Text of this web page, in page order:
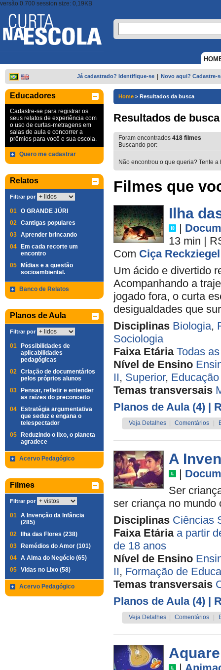
versão 0.700 session size: 0,19KB
Já cadastrado? Identifique-se Novo aqui? Cadastre-
Educadores
Cadastre-se para registrar os
seus relatos de experiência com
o uso de curtas-metragens em
salas de aula e concorrer a
prêmios para você e sua escola.
Quero me cadastrar
Relatos
Filtrar por
01 O GRANDE JÚRI
02 Cantigas populares
03 Aprender brincando
04
Em cada recorte um
encontro
05
Mídias e a questão
socioambiental.
Banco de Relatos
Planos de Aula
Filtrar por
01
Possibilidades de
aplicabilidades
pedagógicas
02 Criação de documentários
pelos próprios alunos
03
Pensar, refletir e entender
as raízes do preconceito
04
Estratégia argumentativa
que seduz e engana o
telespectador
05
Reduzindo o lixo, o planeta
agradece
Acervo Pedagógico
Filmes
Filtrar por
01 A Invenção da Infância
(285)
02
Ilha das Flores (238)
03
Remédios do Amor (101)
04 A Alma do Negócio (65)
05 Vidas no Lixo (58)
Acervo Pedagógico
Home > Resultados da busca
Resultados de busca
Foram encontrados 418 filmes
Buscando por:
Não encontrou o que queria? Tente
Filmes que
Ilha
|
13 min |
Com Ciça Reckziegel
Um ácido e divertido
Acompanhando a
jogado fora, o curta
desigualdades que
Disciplinas Biologia,
Sociologia
Faixa Etária Todas
Nível de Ensino
II, Superior,
Temas transversais
Planos de Aula (4) |
Veja Detalhes Comentários
A
|
Ser
ser criança no mundo
Disciplinas Ciências
Faixa Etária a partir
de 18 anos
Nível de Ensino
II, Formação de
Temas transversais
Planos de Aula (4) |
Veja Detalhes Comentários